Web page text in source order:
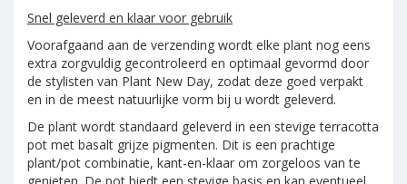
Snel geleverd en klaar voor gebruik
Voorafgaand aan de verzending wordt elke plant nog eens
extra zorgvuldig gecontroleerd en optimaal gevormd door
de stylisten van Plant New Day, zodat deze goed verpakt
en in de meest natuurlijke vorm bij u wordt geleverd.
De plant wordt standaard geleverd in een stevige terracotta
pot met basalt grijze pigmenten. Dit is een prachtige
plant/pot combinatie, kant-en-klaar om zorgeloos van te